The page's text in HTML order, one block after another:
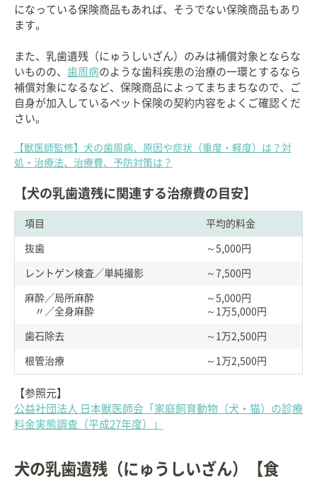
になっている保険商品もあれば、そうでない保険商品もあり
ます。
また、乳歯遺残（にゅうしいざん）のみは補償対象とならな
いものの、 歯周病のような歯科疾患の治療の一環とするなら
補償対象になるなど、保険商品によってまちまちなので、ご
自身が加入しているペット保険の契約内容をよくご確認くだ
さい。
【獣医師監修】犬の歯周病、原因や症状（重度・軽度）は？対
処・治療法、治療費、予防対策は？
【犬の乳歯遺残に関連する治療費の目安】
項目 平均的料金
抜歯 ～5,000円
レントゲン検査／単純撮影 ～7,500円
麻酔／局所麻酔
〃／全身麻酔
～5,000円
～1万5,000円
歯石除去 ～1万2,500円
根管治療 ～1万2,500円
【参照元】
公益社団法人 日本獣医師会「家庭飼育動物（犬・猫）の診療
料金実態調査（平成27年度）」
犬の乳歯遺残（にゅうしいざん）【食